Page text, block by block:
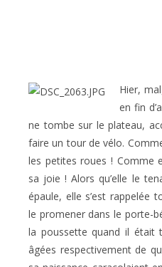
Hier,
en fin
ne tombe sur le plateau,
faire un tour de vélo.
les petites roues ! Comme
sa joie ! Alors qu’elle le
épaule, elle s’est rappelée
le promener dans le porte-
la poussette quand il était
âgées respectivement de